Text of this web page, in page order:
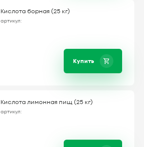
Кислота борная (25 кг)
артикул:
Купить
Кислота лимонная пищ (25 кг)
артикул: